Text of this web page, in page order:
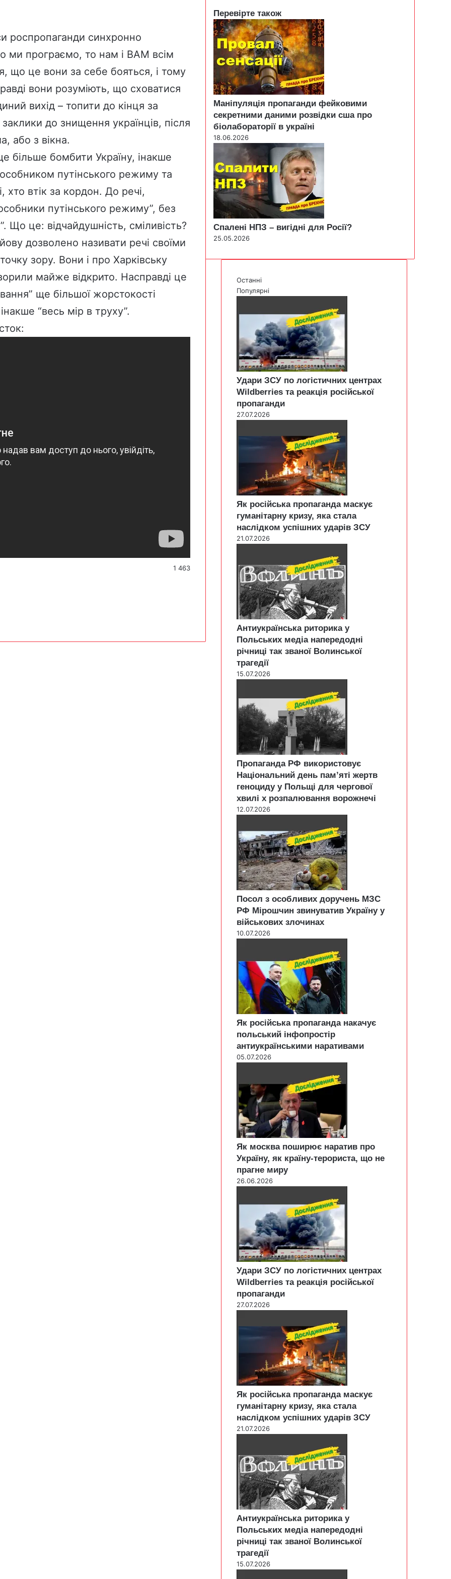
роспропаганди синхронно
ми програємо, то нам і ВАМ всім
що це вони за себе бояться, і тому
вони розуміють, що сховатися
вихід – топити до кінця за
до знищення українців, після
або з вікна.
більше бомбити Україну, інакше
путінського режиму та
хто втік за кордон. До речі,
путінського режиму”, без
Що це: відчайдушність, сміливість?
дозволено називати речі своїми
зору. Вони і про Харківську
майже відкрито. Насправді це
ще більшої жорстокості
“весь мір в труху”.
1 463
Перевірте також
C
l
s
e
Маніпуляція пропаганди фейковими
секретними даними розвідки сша про
біолабораторії в україні
18.06.2026
Спалені НПЗ – вигідні для Росії?
25.05.2026
Останні
Популярні
Удари ЗСУ по логістичних центрах
Wildberries та реакція російської
пропаганди
27.07.2026
Як російська пропаганда маскує
гуманітарну кризу, яка стала
наслідком успішних ударів ЗСУ
21.07.2026
Антиукраїнська риторика у
Польських медіа напередодні
річниці так званої Волинської
трагедії
15.07.2026
Пропаганда РФ використовує
Національний день пам’яті жертв
геноциду у Польщі для чергової
хвилі х розпалювання ворожнечі
12.07.2026
Посол з особливих доручень МЗС
РФ Мірошчин звинуватив Україну у
військових злочинах
10.07.2026
Як російська пропаганда накачує
польський інфопростір
антиукраїнськими наративами
05.07.2026
Як москва поширює наратив про
Україну, як країну-терориста, що не
прагне миру
26.06.2026
Удари ЗСУ по логістичних центрах
Wildberries та реакція російської
пропаганди
27.07.2026
Як російська пропаганда маскує
гуманітарну кризу, яка стала
наслідком успішних ударів ЗСУ
21.07.2026
Антиукраїнська риторика у
Польських медіа напередодні
річниці так званої Волинської
трагедії
15.07.2026